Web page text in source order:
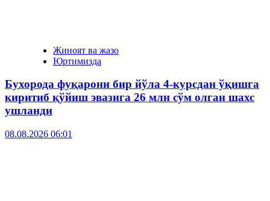
Жиноят ва жазо
Юртимизда
Бухорода фуқарони бир йўла 4-курсдан ўқишга
киритиб қўйиш эвазига 26 млн сўм олган шахс
ушланди
08.08.2026 06:01